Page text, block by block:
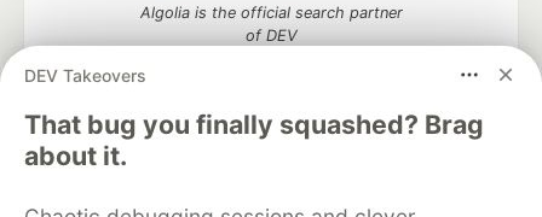
DEV Takeovers
That bug you finally squashed? Brag
about it.
Algolia is the official search partner
of DEV
DEV Community